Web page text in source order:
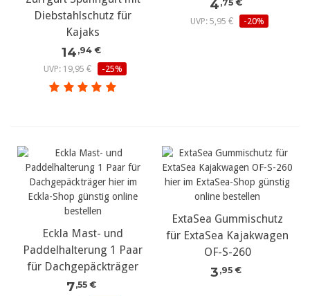
Diebstahlschutz für
Kajaks
14 ,94 €
UVP: 19,95 €
-25%
4 ,75 €
UVP: 5,95 €
-20%
Eckla Mast- und
Paddelhalterung 1 Paar
für Dachgepäckträger
7,55 €
ExtaSea Gummischutz
für ExtaSea Kajakwagen
OF-S-260
3 ,95 €